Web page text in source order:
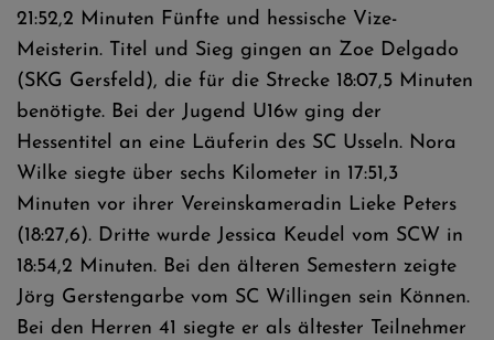
21:52,2 Minuten Fünfte und hessische Vize-
Meisterin. Titel und Sieg gingen an Zoe Delgado
(SKG Gersfeld), die für die Strecke 18:07,5 Minuten
benötigte. Bei der Jugend U16w ging der
Hessentitel an eine Läuferin des SC Usseln. Nora
Wilke siegte über sechs Kilometer in 17:51,3
Minuten vor ihrer Vereinskameradin Lieke Peters
(18:27,6). Dritte wurde Jessica Keudel vom SCW in
18:54,2 Minuten. Bei den älteren Semestern zeigte
Jörg Gerstengarbe vom SC Willingen sein Können.
Bei den Herren 41 siegte er als ältester Teilnehmer